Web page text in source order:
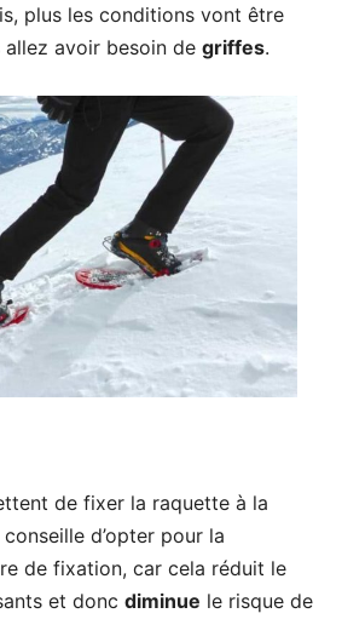
plus les conditions vont être
avoir besoin de griffes.
de fixer la raquette à la
d’opter pour la
de fixation, car cela réduit le
et donc diminue le risque de